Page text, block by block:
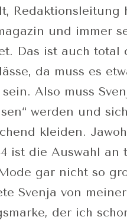
Redaktionsleitung
und immer
Das ist auch total
da muss es
Also muss
werden und sich
kleiden.
ist die Auswahl an
gar nicht so
Svenja von meiner
der ich